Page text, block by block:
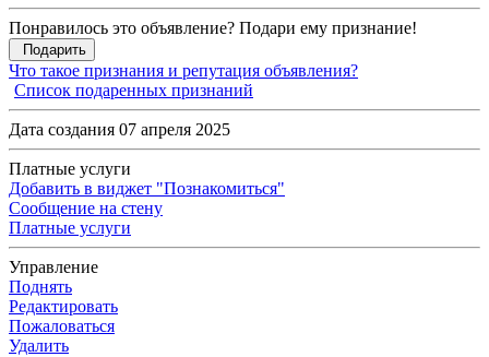
Понравилось это объявление? Подари ему признание!
Подарить
Что такое признания и репутация объявления?
Список подаренных признаний
Дата создания 07 апреля 2025
Платные услуги
Добавить в виджет "Познакомиться"
Сообщение на стену
Платные услуги
Управление
Поднять
Редактировать
Пожаловаться
Удалить